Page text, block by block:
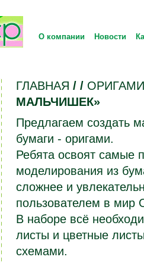
О компании Новости
ГЛАВНАЯ / /
МАЛЬЧИШЕК»
Предлагаем создать
бумаги - оригами.
Ребята освоят самые
моделирования из
сложнее и
пользователем в мир
В наборе всё
листы и цветные
схемами.